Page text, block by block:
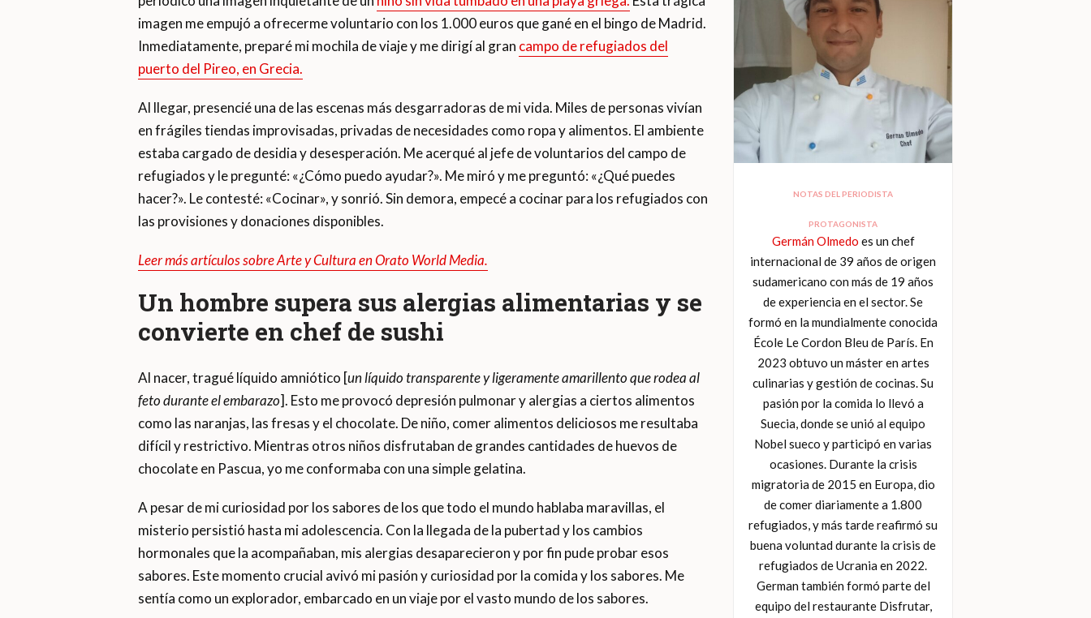
NOTAS DEL PERIODISTA
PROTAGONISTA
Germán Olmedo es un chef
internacional de 39 años de origen
sudamericano con más de 19 años
de experiencia en el sector. Se
formó en la mundialmente conocida
École Le Cordon Bleu de París. En
2023 obtuvo un máster en artes
culinarias y gestión de cocinas. Su
pasión por la comida lo llevó a
Suecia, donde se unió al equipo
Nobel sueco y participó en varias
ocasiones. Durante la crisis
migratoria de 2015 en Europa, dio
de comer diariamente a 1.800
refugiados, y más tarde reafirmó su
buena voluntad durante la crisis de
refugiados de Ucrania en 2022.
German también formó parte del
equipo del restaurante Disfrutar,
imagen me empujó a ofrecerme voluntario con los 1.000 euros que gané en el bingo de Madrid.
Inmediatamente, preparé mi mochila de viaje y me dirigí al gran campo de refugiados del
puerto del Pireo, en Grecia.
Al llegar, presencié una de las escenas más desgarradoras de mi vida. Miles de personas vivían
en frágiles tiendas improvisadas, privadas de necesidades como ropa y alimentos. El ambiente
estaba cargado de desidia y desesperación. Me acerqué al jefe de voluntarios del campo de
refugiados y le pregunté: «¿Cómo puedo ayudar?». Me miró y me preguntó: «¿Qué puedes
hacer?». Le contesté: «Cocinar», y sonrió. Sin demora, empecé a cocinar para los refugiados con
las provisiones y donaciones disponibles.
Leer más artículos sobre Arte y Cultura en Orato World Media.
Un hombre supera sus alergias alimentarias y se
convierte en chef de sushi
Al nacer, tragué líquido amniótico [un líquido transparente y ligeramente amarillento que rodea al
feto durante el embarazo]. Esto me provocó depresión pulmonar y alergias a ciertos alimentos
como las naranjas, las fresas y el chocolate. De niño, comer alimentos deliciosos me resultaba
difícil y restrictivo. Mientras otros niños disfrutaban de grandes cantidades de huevos de
chocolate en Pascua, yo me conformaba con una simple gelatina.
A pesar de mi curiosidad por los sabores de los que todo el mundo hablaba maravillas, el
misterio persistió hasta mi adolescencia. Con la llegada de la pubertad y los cambios
hormonales que la acompañaban, mis alergias desaparecieron y por fin pude probar esos
sabores. Este momento crucial avivó mi pasión y curiosidad por la comida y los sabores. Me
sentía como un explorador, embarcado en un viaje por el vasto mundo de los sabores.